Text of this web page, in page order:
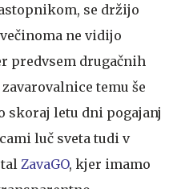
se držijo
ne vidijo
predvsem drugačnih
temu še
skoraj letu dni pogajanj
luč sveta tudi v
ZavaGO, kjer imamo